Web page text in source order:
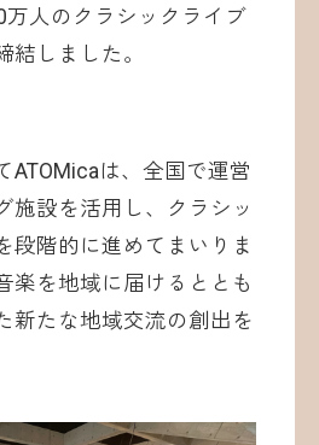
万人のクラシックライブ
結しました。
は、全国で運営
施設を活用し、クラシッ
段階的に進めてまいりま
楽を地域に届けるととも
新たな地域交流の創出を